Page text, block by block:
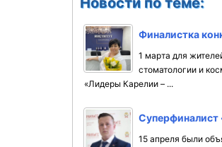
Финалистка
1 марта для
стоматологии и
«Лидеры Карелии – ...
Суперфиналист
15 апреля были